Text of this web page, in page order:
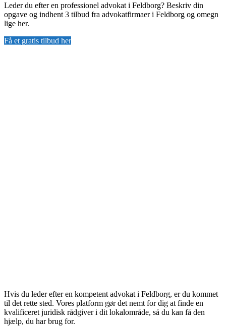
Leder du efter en professionel advokat i Feldborg? Beskriv din
opgave og indhent 3 tilbud fra advokatfirmaer i Feldborg og omegn
lige her.
Få et gratis tilbud her
Hvis du leder efter en kompetent advokat i Feldborg, er du kommet
til det rette sted. Vores platform gør det nemt for dig at finde en
kvalificeret juridisk rådgiver i dit lokalområde, så du kan få den
hjælp, du har brug for.